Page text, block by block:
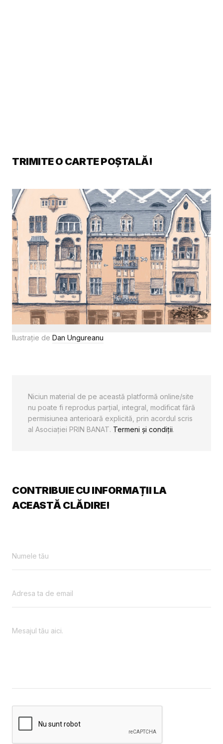
TRIMITE O CARTE POȘTALĂ!
Ilustrație de Dan Ungureanu
Niciun material de pe această platformă online/site
nu poate fi reprodus parţial, integral, modificat fără
permisiunea anterioară explicită, prin acordul scris
al Asociaţiei PRIN BANAT. Termeni și condiții.
CONTRIBUIE CU INFORMAȚII LA
ACEASTĂ CLĂDIRE!